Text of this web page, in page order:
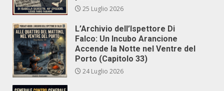
25 Luglio 2026
L’Archivio dell’Ispettore Di
Falco: Un Incubo Arancione
Accende la Notte nel Ventre del
Porto (Capitolo 33)
24 Luglio 2026